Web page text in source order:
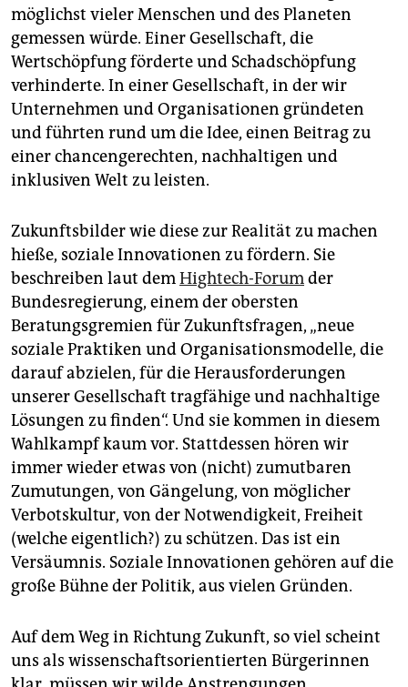
unterstützen
abo
genossenschaft
epaper login
möglichst vieler Menschen und des Planeten
gemessen würde. Einer Gesellschaft, die
Wertschöpfung förderte und Schadschöpfung
verhinderte. In einer Gesellschaft, in der wir
Unternehmen und Organisationen gründeten
und führten rund um die Idee, einen Beitrag zu
einer chancengerechten, nachhaltigen und
inklusiven Welt zu leisten.
Zukunftsbilder wie diese zur Realität zu machen
hieße, soziale Innovationen zu fördern. Sie
beschreiben laut demHightech-Forumder
Bundesregierung, einem der obersten
Beratungsgremien für Zukunftsfragen, „neue
soziale Praktiken und Organisationsmodelle, die
darauf abzielen, für die Herausforderungen
unserer Gesellschaft tragfähige und nachhaltige
Lösungen zu finden“. Und sie kommen in diesem
Wahlkampf kaum vor. Stattdessen hören wir
immer wieder etwas von (nicht) zumutbaren
Zumutungen, von Gängelung, von möglicher
Verbotskultur, von der Notwendigkeit, Freiheit
(welche eigentlich?) zu schützen. Das ist ein
Versäumnis. Soziale Innovationen gehören auf die
große Bühne der Politik, aus vielen Gründen.
Auf dem Weg in Richtung Zukunft, so viel scheint
uns als wissenschaftsorientierten Bür­ge­rin­nen